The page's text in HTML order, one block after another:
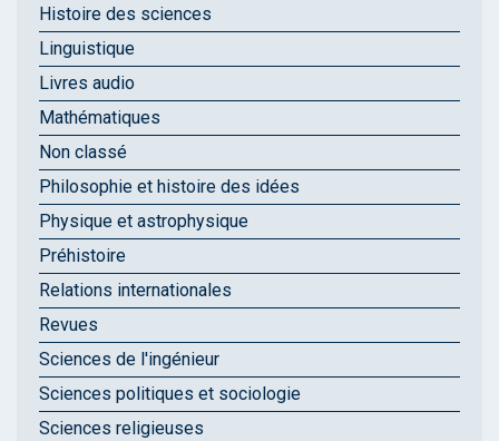
Histoire des sciences
Linguistique
Livres audio
Mathématiques
Non classé
Philosophie et histoire des idées
Physique et astrophysique
Préhistoire
Relations internationales
Revues
Sciences de l'ingénieur
Sciences politiques et sociologie
Sciences religieuses